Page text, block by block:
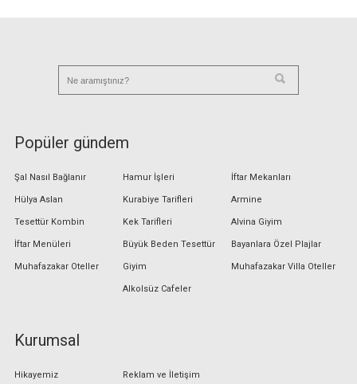
Popüler gündem
Şal Nasıl Bağlanır
Hülya Aslan
Tesettür Kombin
İftar Menüleri
Muhafazakar Oteller
Hamur İşleri
Kurabiye Tarifleri
Kek Tarifleri
Büyük Beden Tesettür
Giyim
Alkolsüz Cafeler
İftar Mekanları
Armine
Alvina Giyim
Bayanlara Özel Plajlar
Muhafazakar Villa Oteller
Kurumsal
Hikayemiz Reklam ve İletişim